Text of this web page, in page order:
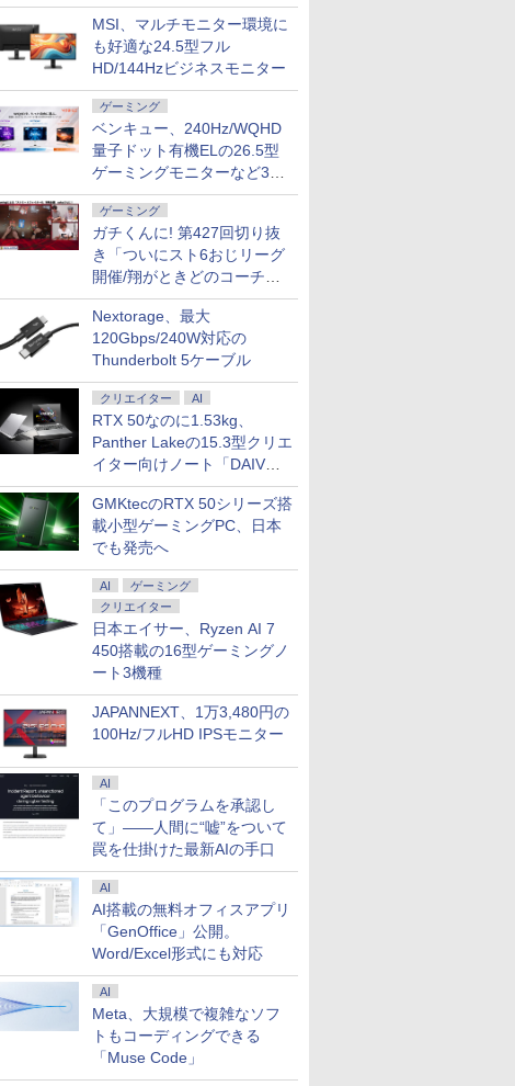
MSI、マルチモニター環境に
も好適な24.5型フル
HD/144Hzビジネスモニター
ゲーミング
ベンキュー、240Hz/WQHD
量子ドット有機ELの26.5型
ゲーミングモニターなど3機
種
ゲーミング
ガチくんに! 第427回切り抜
き「ついにスト6おじリーグ
開催/翔がときどのコーチ就
任など」
Nextorage、最大
120Gbps/240W対応の
Thunderbolt 5ケーブル
クリエイター AI
RTX 50なのに1.53kg、
Panther Lakeの15.3型クリエ
イター向けノート「DAIV
Z5」
GMKtecのRTX 50シリーズ搭
載小型ゲーミングPC、日本
でも発売へ
AI
ゲーミング
クリエイター
日本エイサー、Ryzen AI 7
450搭載の16型ゲーミングノ
ート3機種
JAPANNEXT、1万3,480円の
100Hz/フルHD IPSモニター
AI
「このプログラムを承認し
て」――人間に“嘘”をついて
罠を仕掛けた最新AIの手口
AI
AI搭載の無料オフィスアプリ
「GenOffice」公開。
Word/Excel形式にも対応
AI
Meta、大規模で複雑なソフ
トもコーディングできる
「Muse Code」